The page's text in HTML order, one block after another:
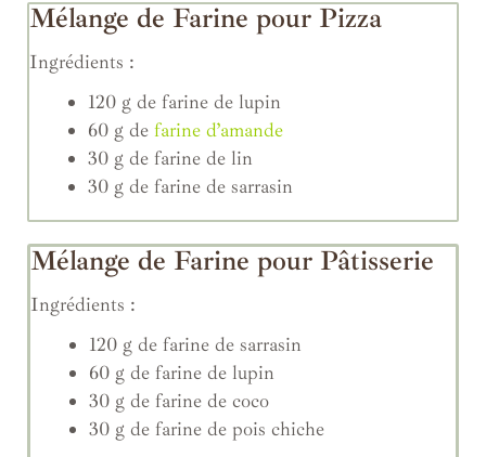
Mélange de Farine pour Pizza
Ingrédients :
120 g de farine de lupin
60 g de farine d’amande
30 g de farine de lin
30 g de farine de sarrasin
Mélange de Farine pour Pâtisserie
Ingrédients :
120 g de farine de sarrasin
60 g de farine de lupin
30 g de farine de coco
30 g de farine de pois chiche